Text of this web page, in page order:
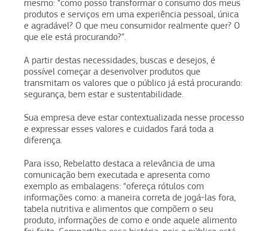
mesmo: “como posso transformar o consumo dos meus
produtos e serviços em uma experiência pessoal, única
e agradável? O que meu consumidor realmente quer? O
que ele está procurando?”.
A partir destas necessidades, buscas e desejos, é
possível começar a desenvolver produtos que
transmitam os valores que o público já está procurando:
segurança, bem estar e sustentabilidade.
Sua empresa deve estar contextualizada nesse processo
e expressar esses valores e cuidados fará toda a
diferença.
Para isso, Rebelatto destaca a relevância de uma
comunicação bem executada e apresenta como
exemplo as embalagens: “ofereça rótulos com
informações como: a maneira correta de jogá-las fora,
tabela nutritiva e alimentos que compõem o seu
produto, informações de como e onde aquele alimento